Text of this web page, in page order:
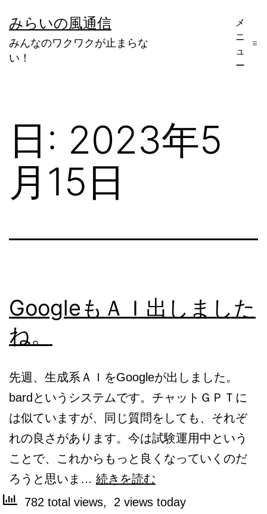
ン
テ
みらいの風通信
みんなのワクワクが止まらな
い！
メ
ニ
ュ
ー
日: 2023年5
月15日
GoogleもＡＩ出しました
ね。
先週、生成系ＡＩをGoogleが出しました。
bardというシステムです。チャットＧＰＴに
は似ていますが、同じ質問をしても、それぞ
れの良さがあります。今は試験運用中という
ことで、これからもっと良くなっていくのだ
ろうと思いま… 続きを読む
も
782 total views, 2 views today